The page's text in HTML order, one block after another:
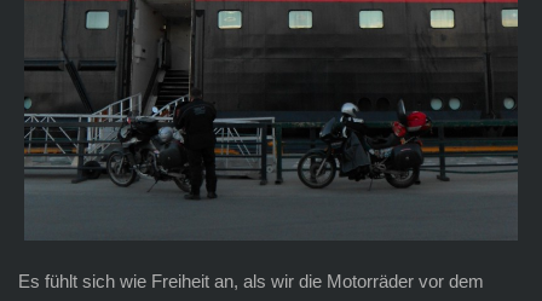
Es fühlt sich wie Freiheit an, als wir die Motorräder vor dem